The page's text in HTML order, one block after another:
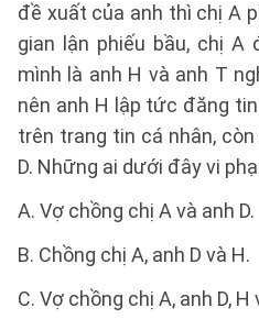
đề xuất của anh thì chị A
gian lận phiếu bầu, chị A
mình là anh H và anh T
nên anh H lập tức đăng
trên trang tin cá nhân,
D. Những ai dưới đây vi
A. Vợ chồng chị A và anh D.
B. Chồng chị A, anh D và H.
C. Vợ chồng chị A, anh D, H